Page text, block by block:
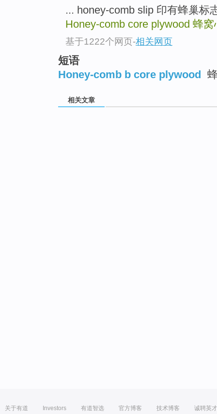
... honey-comb slip 印有蜂巢标
Honey-comb core plywood 蜂窝
基于1222个网页-相关网页
短语
Honey-comb b core plywood
相关文章
关于有道 Investors 有道智选 官方博客 技术博客 诚聘英才